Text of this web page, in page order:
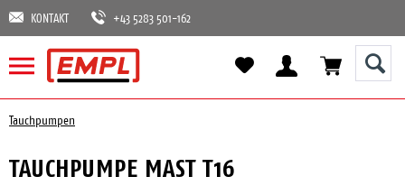
KONTAKT +43 5283 501-162
Tauchpumpen
TAUCHPUMPE MAST T16